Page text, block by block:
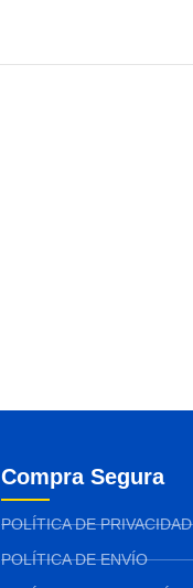
Compra Segura
POLÍTICA DE PRIVACIDAD
POLÍTICA DE ENVÍO